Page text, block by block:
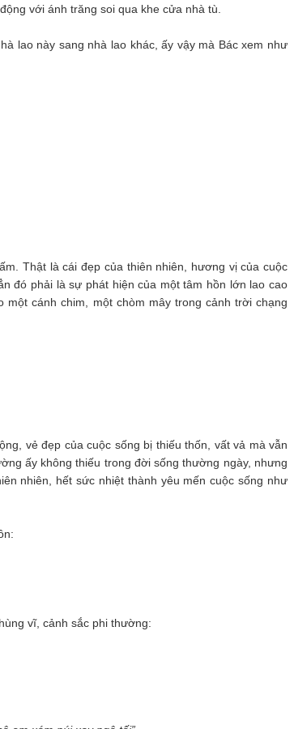
động với ánh trăng soi qua khe cửa nhà tù.
lao này sang nhà lao khác, ấy vậy mà Bác xem như
Thật là cái đẹp của thiên nhiên, hương vị của cuộc
đó phải là sự phát hiện của một tâm hồn lớn lao cao
cánh chim, một chòm mây trong cảnh trời chạng
vẻ đẹp của cuộc sống bị thiếu thốn, vất vả mà vẫn
ấy không thiếu trong đời sống thường ngày, nhưng
nhiên, hết sức nhiệt thành yêu mến cuộc sống như
vĩ, cảnh sắc phi thường: